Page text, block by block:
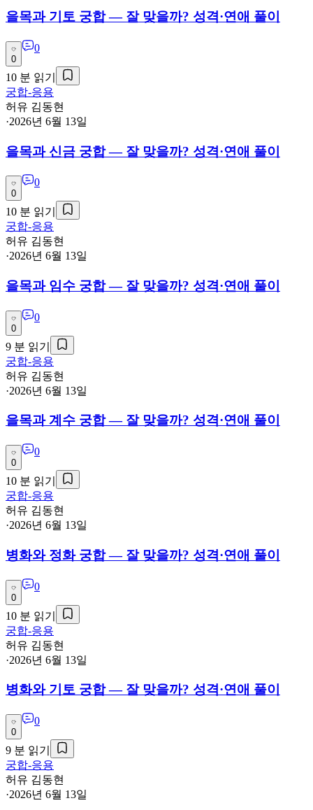
을목과 기토 궁합 — 잘 맞을까? 성격·연애 풀이
0
0
10 분 읽기
궁합-응용
허유 김동현
·2026년 6월 13일
을목과 신금 궁합 — 잘 맞을까? 성격·연애 풀이
0
0
10 분 읽기
궁합-응용
허유 김동현
·2026년 6월 13일
을목과 임수 궁합 — 잘 맞을까? 성격·연애 풀이
0
0
9 분 읽기
궁합-응용
허유 김동현
·2026년 6월 13일
을목과 계수 궁합 — 잘 맞을까? 성격·연애 풀이
0
0
10 분 읽기
궁합-응용
허유 김동현
·2026년 6월 13일
병화와 정화 궁합 — 잘 맞을까? 성격·연애 풀이
0
0
10 분 읽기
궁합-응용
허유 김동현
·2026년 6월 13일
병화와 기토 궁합 — 잘 맞을까? 성격·연애 풀이
0
0
9 분 읽기
궁합-응용
허유 김동현
·2026년 6월 13일